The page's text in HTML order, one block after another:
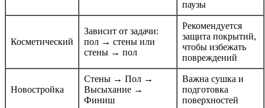
паузы
Косметический
Зависит от задачи:
пол → стены или
стены → пол
Рекомендуется
защита покрытий,
чтобы избежать
повреждений
Новостройка
Стены → Пол →
Высыхание →
Финиш
Важна сушка и
подготовка
поверхностей